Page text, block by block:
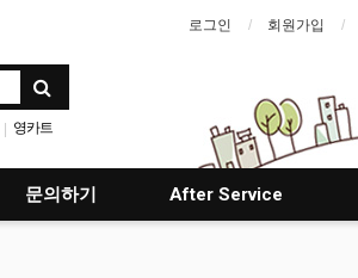
로그인 회원가입
| 영카트
문의하기 After Service